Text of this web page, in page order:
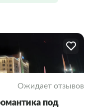
Ожидает отзывов
под